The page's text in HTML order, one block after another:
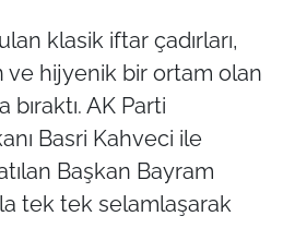
klasik iftar çadırları,
ve hijyenik bir ortam olan
bıraktı. AK Parti
Basri Kahveci ile
Başkan Bayram
tek tek selamlaşarak